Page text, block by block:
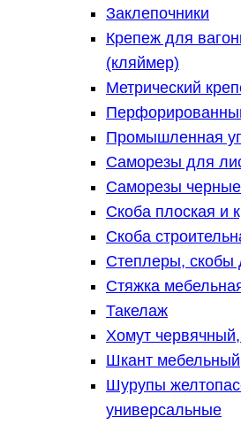
Заклепочники
Крепеж для
(кляймер)
Метрический
Промышленная
Саморезы для
Саморезы черные
Скоба плоская и
Скоба
Степлеры, скобы
Стяжка
Такелаж
Хомут
Шкант мебельный
Шурупы
универсальные